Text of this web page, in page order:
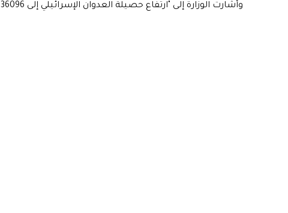
وأشارت الوزارة إلى "ارتفاع حصيلة العدوان الإسرائيلي إلى 36096 شهيدا و 81136 إصابة منذ السابع من أكتوبر الماضي".